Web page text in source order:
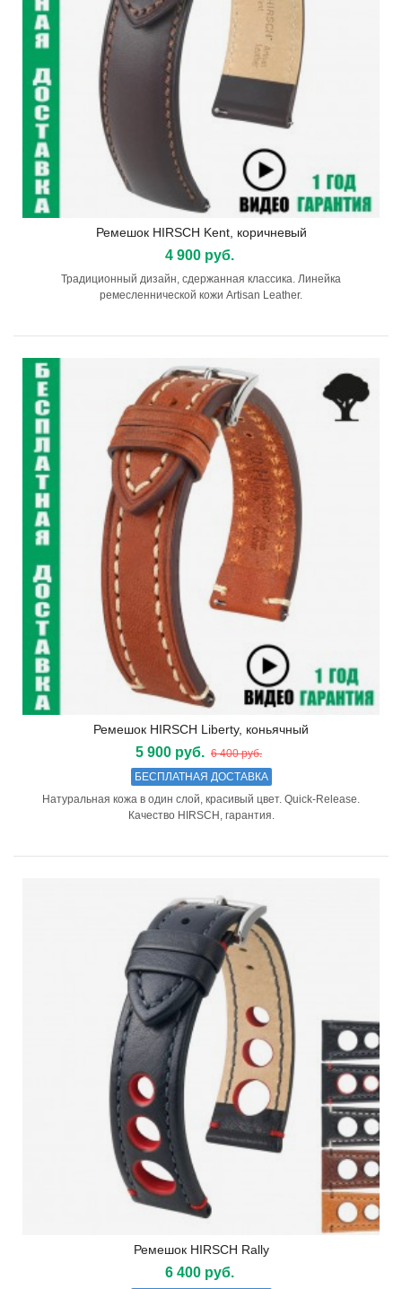
Ремешок HIRSCH Kent, коричневый
4 900 руб.
Традиционный дизайн, сдержанная классика. Линейка
ремесленнической кожи Artisan Leather.
Ремешок HIRSCH Liberty, коньячный
5 900 руб. 6 400 руб.
БЕСПЛАТНАЯ ДОСТАВКА
Натуральная кожа в один слой, красивый цвет. Quick-Release.
Качество HIRSCH, гарантия.
Ремешок HIRSCH Rally
6 400 руб.